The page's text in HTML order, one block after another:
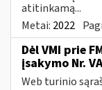
atitinkamą...
Metai: 2022
Dėl VMI prie
įsakymo Nr.
Web turinio